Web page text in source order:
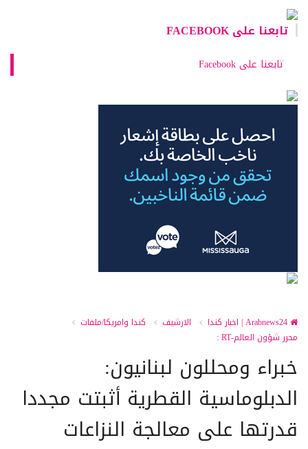
تابعنا على FACEBOOK
تابعنا على Facebook
الارشيف
كندا وامريكا/ملفات
محرر شؤون العالم-RT :
خبراء ومحللون لبنانيون:
الدبلوماسية القطرية أثبتت مجددا
قدرتها على معالجة النزاعات